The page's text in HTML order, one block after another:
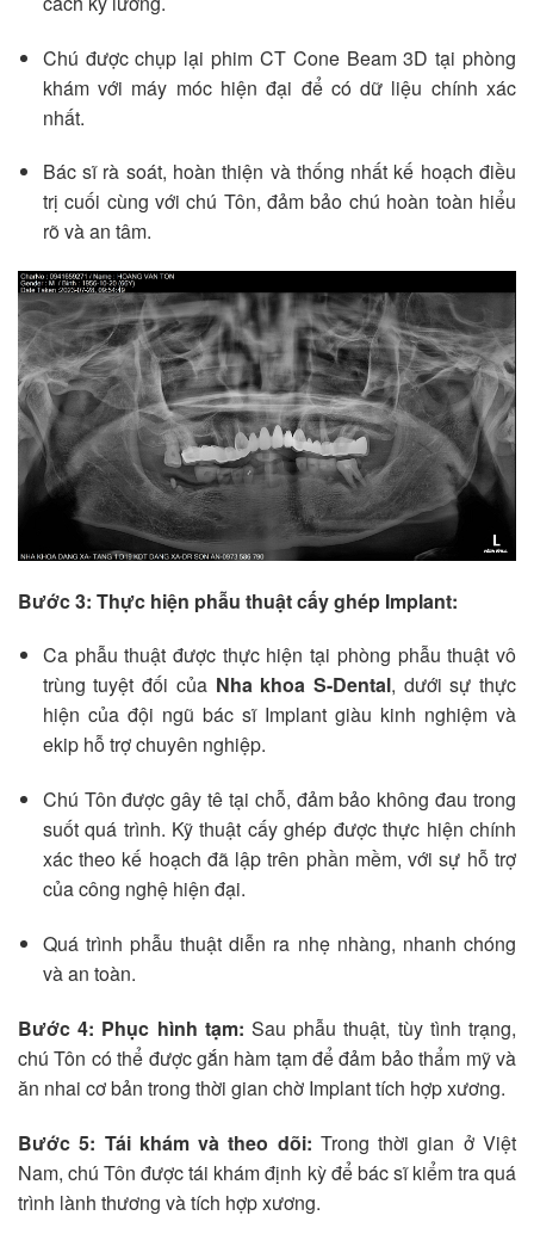
Chú được chụp lại phim CT Cone Beam 3D tại phòng
khám với máy móc hiện đại để có dữ liệu chính xác
nhất.
Bác sĩ rà soát, hoàn thiện và thống nhất kế hoạch điều
trị cuối cùng với chú Tôn, đảm bảo chú hoàn toàn hiểu
rõ và an tâm.
Bước 3: Thực hiện phẫu thuật cấy ghép Implant:
Ca phẫu thuật được thực hiện tại phòng phẫu thuật vô
trùng tuyệt đối của Nha khoa S-Dental, dưới sự thực
hiện của đội ngũ bác sĩ Implant giàu kinh nghiệm và
ekip hỗ trợ chuyên nghiệp.
Chú Tôn được gây tê tại chỗ, đảm bảo không đau trong
suốt quá trình. Kỹ thuật cấy ghép được thực hiện chính
xác theo kế hoạch đã lập trên phần mềm, với sự hỗ trợ
của công nghệ hiện đại.
Quá trình phẫu thuật diễn ra nhẹ nhàng, nhanh chóng
và an toàn.
Bước 4: Phục hình tạm: Sau phẫu thuật, tùy tình trạng,
chú Tôn có thể được gắn hàm tạm để đảm bảo thẩm mỹ và
ăn nhai cơ bản trong thời gian chờ Implant tích hợp xương.
Bước 5: Tái khám và theo dõi: Trong thời gian ở Việt
Nam, chú Tôn được tái khám định kỳ để bác sĩ kiểm tra quá
trình lành thương và tích hợp xương.